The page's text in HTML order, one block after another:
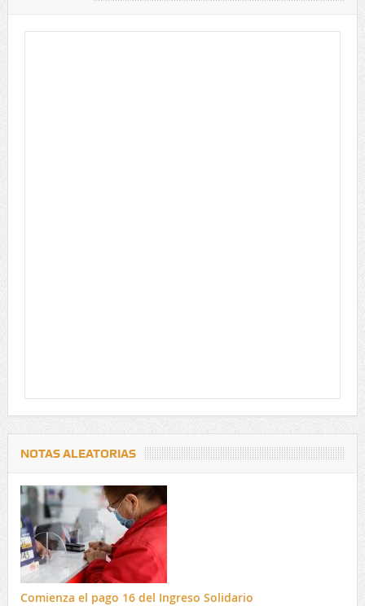
NOTAS ALEATORIAS
Comienza el pago 16 del Ingreso Solidario